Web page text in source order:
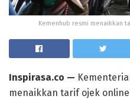
Kemenhub resmi menaikkan
Inspirasa.co —
menaikkan tarif ojek